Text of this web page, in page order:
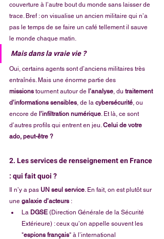
couverture à l’autre bout du monde sans laisser de
trace. Bref : on visualise un ancien militaire qui n’a
pas le temps de se faire un café tellement il sauve
le monde chaque matin.
Mais dans la vraie vie ?
Oui, certains agents sont d’anciens militaires très
entraînés. Mais une énorme partie des
missions tournent autour de l’analyse , du traitement
d’informations sensibles , de la cybersécurité , ou
encore de l’infiltration numérique . Et là, ce sont
d’autres profils qui entrent en jeu. Celui de votre
ado, peut-être ?
2. Les services de renseignement en France
: qui fait quoi ?
Il n’y a pas UN seul service . En fait, on est plutôt sur
une galaxie d’acteurs :
La DGSE (Direction Générale de la Sécurité
Extérieure) : ceux qu’on appelle souvent les
"espions français" à l’international